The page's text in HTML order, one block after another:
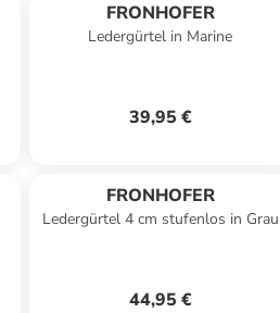
FRONHOFER
Ledergürtel in Marine
39,95 €
FRONHOFER
Ledergürtel 4 cm stufenlos in Grau
44,95 €